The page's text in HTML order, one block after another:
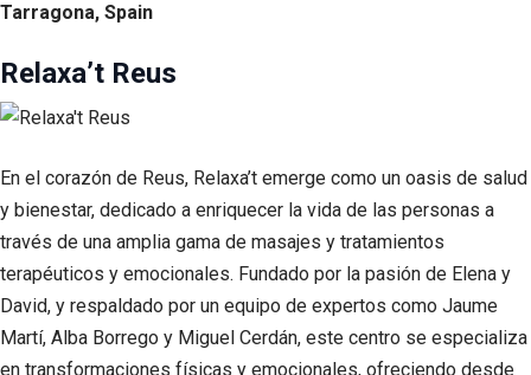
Tarragona, Spain
Relaxa’t Reus
En el corazón de Reus, Relaxa’t emerge como un oasis de salud
y bienestar, dedicado a enriquecer la vida de las personas a
través de una amplia gama de masajes y tratamientos
terapéuticos y emocionales. Fundado por la pasión de Elena y
David, y respaldado por un equipo de expertos como Jaume
Martí, Alba Borrego y Miguel Cerdán, este centro se especializa
en transformaciones físicas y emocionales, ofreciendo desde